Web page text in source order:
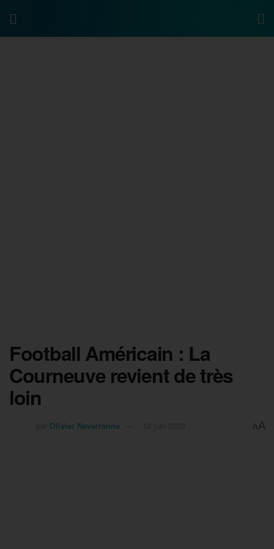
Football Américain : La
Courneuve revient de très
loin
Olivier Navarranne AA